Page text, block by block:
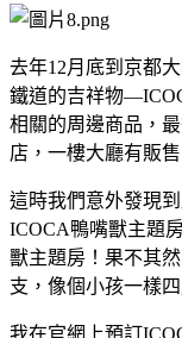
去年12月底到京都
鐵道的吉祥物
相關的周邊商品，
店，一樓大廳有販
這時我們意外發現
ICOCA鴨嘴獸主題
獸主題房！果不其
支，像個小孩一樣四
我在官網上預訂